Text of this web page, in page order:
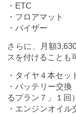
・ETC
・フロアマット
・バイザー
さらに、月額
スを付けることも
・タイヤ４本セッ
・バッテリー交
るプラン７」１回）
・エンジンオイ